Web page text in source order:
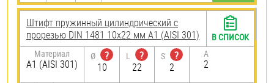
Штифт пружинный цилиндрический с
прорезью DIN 1481 10х22 мм А1 (AISI 301)
Материал
А1 (AISI 301)
Ø
?
10
L
?
22
S
?
2
A
2
В СПИСОК